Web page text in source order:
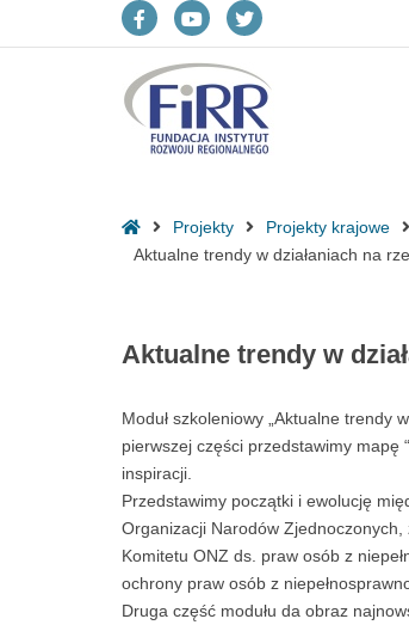
niepełnosprawnościami
-
otwiera
-
otwiera
-
otwiera
Strona
główna
Projekty Projekty krajowe
Aktualne trendy w działaniach na
Aktualne trendy w
Moduł szkoleniowy „Aktualne trendy
pierwszej części przedstawimy mapę
inspiracji.
Przedstawimy początki i ewolucję
Organizacji Narodów
Komitetu ONZ ds. praw osób z
ochrony praw osób z
Druga część modułu da obraz